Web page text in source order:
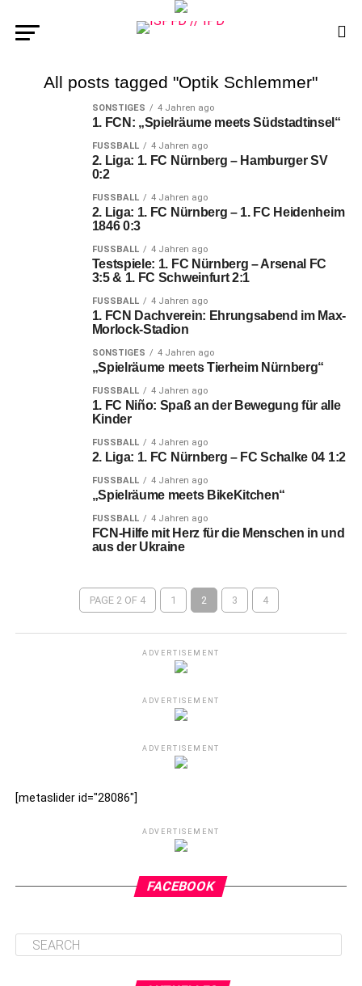
All posts tagged "Optik Schlemmer"
SONSTIGES 4 Jahren ago
1. FCN: „Spielräume meets Südstadtinsel“
FUSSBALL 4 Jahren ago
2. Liga: 1. FC Nürnberg – Hamburger SV
0:2
FUSSBALL 4 Jahren ago
2. Liga: 1. FC Nürnberg – 1. FC Heidenheim
1846 0:3
FUSSBALL 4 Jahren ago
Testspiele: 1. FC Nürnberg – Arsenal FC
3:5 & 1. FC Schweinfurt 2:1
FUSSBALL 4 Jahren ago
1. FCN Dachverein: Ehrungsabend im Max-
Morlock-Stadion
SONSTIGES 4 Jahren ago
„Spielräume meets Tierheim Nürnberg“
FUSSBALL 4 Jahren ago
1. FC Niño: Spaß an der Bewegung für alle
Kinder
FUSSBALL 4 Jahren ago
2. Liga: 1. FC Nürnberg – FC Schalke 04 1:2
FUSSBALL 4 Jahren ago
„Spielräume meets BikeKitchen“
FUSSBALL 4 Jahren ago
FCN-Hilfe mit Herz für die Menschen in und
aus der Ukraine
PAGE 2 OF 4 1 2 3 4
ADVERTISEMENT
ADVERTISEMENT
ADVERTISEMENT
[metaslider id="28086"]
ADVERTISEMENT
FACEBOOK